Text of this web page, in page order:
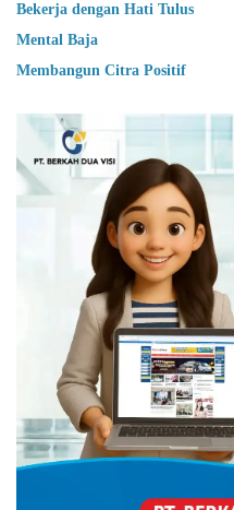
Bekerja dengan Hati Tulus
Mental Baja
Membangun Citra Positif